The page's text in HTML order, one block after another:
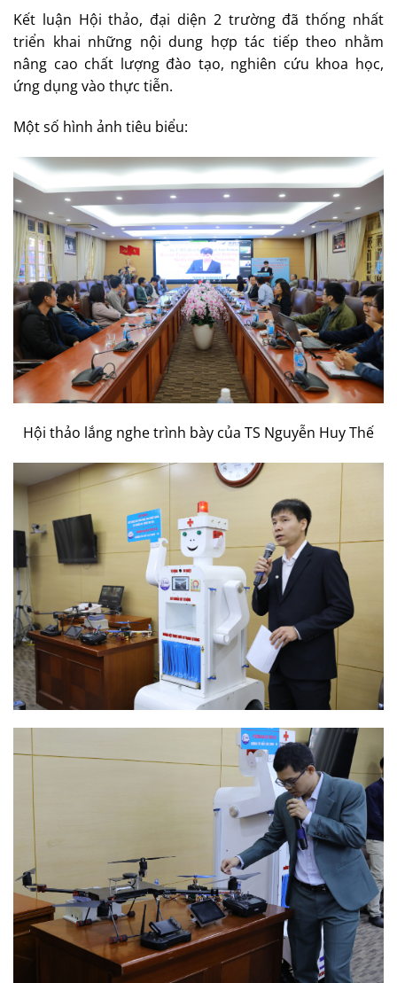
Kết luận Hội thảo, đại diện 2 trường đã thống nhất
triển khai những nội dung hợp tác tiếp theo nhằm
nâng cao chất lượng đào tạo, nghiên cứu khoa học,
ứng dụng vào thực tiễn.
Một số hình ảnh tiêu biểu:
Hội thảo lắng nghe trình bày của TS Nguyễn Huy Thế